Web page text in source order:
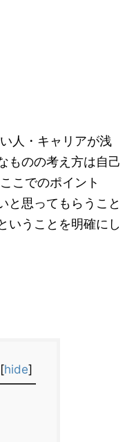
人・キャリアが浅
ものの考え方は自己
こでのポイント
と思ってもらうこと
いうことを明確にし
[hide]